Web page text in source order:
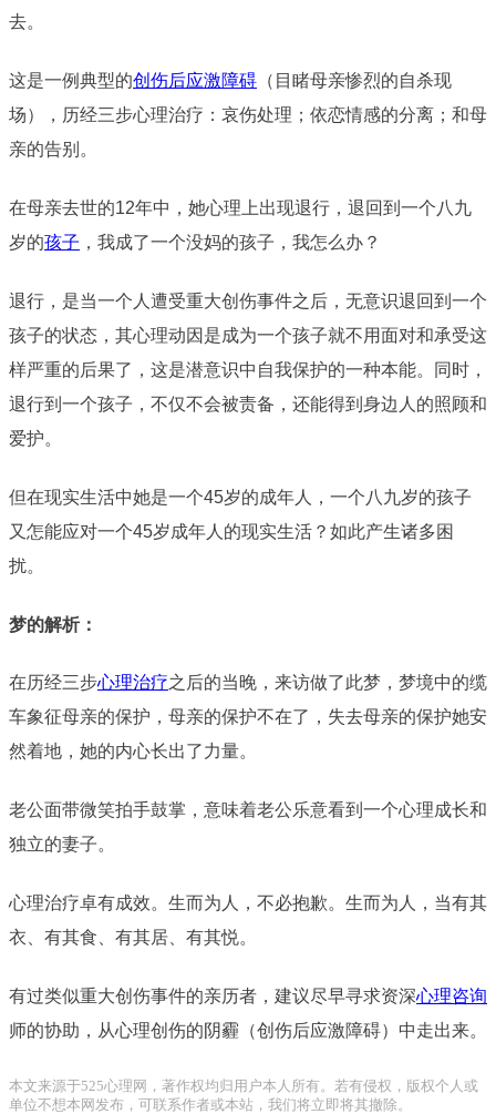
去。
这是一例典型的创伤后应激障碍 （目睹母亲惨烈的自杀现
场），历经三步心理治疗：哀伤处理；依恋情感的分离；和母
亲的告别。
在母亲去世的12年中，她心理上出现退行，退回到一个八九
岁的孩子 ，我成了一个没妈的孩子，我怎么办？
退行，是当一个人遭受重大创伤事件之后，无意识退回到一个
孩子的状态，其心理动因是成为一个孩子就不用面对和承受这
样严重的后果了，这是潜意识中自我保护的一种本能。同时，
退行到一个孩子，不仅不会被责备，还能得到身边人的照顾和
爱护。
但在现实生活中她是一个45岁的成年人，一个八九岁的孩子
又怎能应对一个45岁成年人的现实生活？如此产生诸多困
扰。
梦的解析：
在历经三步心理治疗之后的当晚，来访做了此梦，梦境中的缆
车象征母亲的保护，母亲的保护不在了，失去母亲的保护她安
然着地，她的内心长出了力量。
老公面带微笑拍手鼓掌，意味着老公乐意看到一个心理成长和
独立的妻子。
心理治疗卓有成效。生而为人，不必抱歉。生而为人，当有其
衣、有其食、有其居、有其悦。
有过类似重大创伤事件的亲历者，建议尽早寻求资深心理咨询
师的协助，从心理创伤的阴霾（创伤后应激障碍）中走出来。
本文来源于525心理网，著作权均归用户本人所有。若有侵权，版权个人或
单位不想本网发布，可联系作者或本站，我们将立即将其撤除。